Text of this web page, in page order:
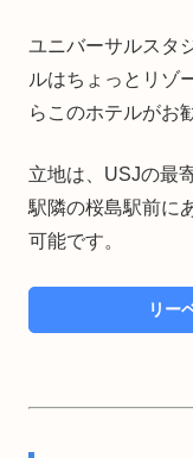
ユニバーサルスタ
ルはちょっとリゾ
らこのホテルがお
立地は、USJの最
駅隣の桜島駅前に
可能です。
リー